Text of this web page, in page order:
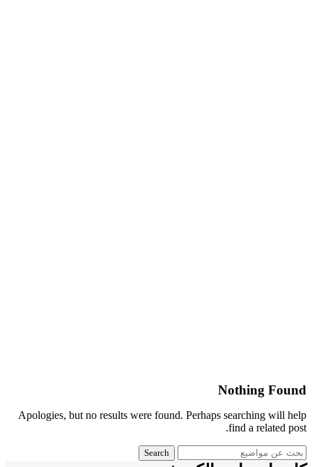
Nothing Found
Apologies, but no results were found. Perhaps searching will help
find a related post.
Search